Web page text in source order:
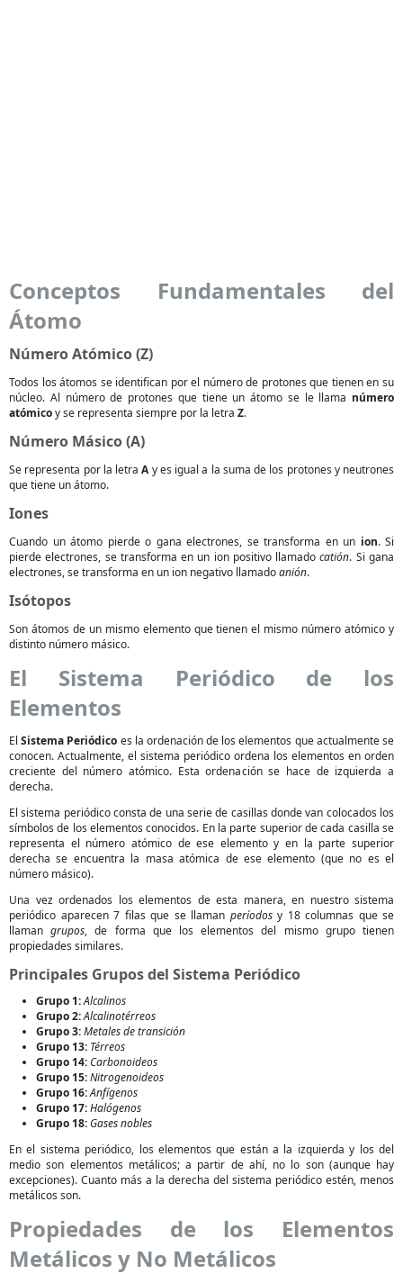
Conceptos Fundamentales del
Átomo
Número Atómico (Z)
Todos los átomos se identifican por el número de protones que tienen en su
núcleo. Al número de protones que tiene un átomo se le llama número
atómicoy se representa siempre por la letra Z.
Número Másico (A)
Se representa por la letraAy es igual a la suma de los protones y neutrones
que tiene un átomo.
Iones
Cuando un átomo pierde o gana electrones, se transforma en un ion. Si
pierde electrones, se transforma en un ion positivo llamadocatión. Si gana
electrones, se transforma en un ion negativo llamadoanión.
Isótopos
Son átomos de un mismo elemento que tienen el mismo número atómico y
distinto número másico.
El Sistema Periódico de los
Elementos
ElSistema Periódico es la ordenación de los elementos que actualmente se
conocen. Actualmente, el sistema periódico ordena los elementos en orden
creciente del número atómico. Esta ordenación se hace de izquierda a
derecha.
El sistema periódico consta de una serie de casillas donde van colocados los
símbolos de los elementos conocidos. En la parte superior de cada casilla se
representa el número atómico de ese elemento y en la parte superior
derecha se encuentra la masa atómica de ese elemento (que no es el
número másico).
Una vez ordenados los elementos de esta manera, en nuestro sistema
periódico aparecen 7 filas que se llaman períodosy 18 columnas que se
llamangrupos, de forma que los elementos del mismo grupo tienen
propiedades similares.
Principales Grupos del Sistema Periódico
Grupo 1:Alcalinos
Grupo 2:Alcalinotérreos
Grupo 3:Metales de transición
Grupo 13: Térreos
Grupo 14:Carbonoideos
Grupo 15:Nitrogenoideos
Grupo 16:Anfígenos
Grupo 17:Halógenos
Grupo 18:Gases nobles
En el sistema periódico, los elementos que están a la izquierda y los del
medio son elementos metálicos; a partir de ahí, no lo son (aunque hay
excepciones). Cuanto más a la derecha del sistema periódico estén, menos
metálicos son.
Propiedades de los Elementos
Metálicos y No Metálicos